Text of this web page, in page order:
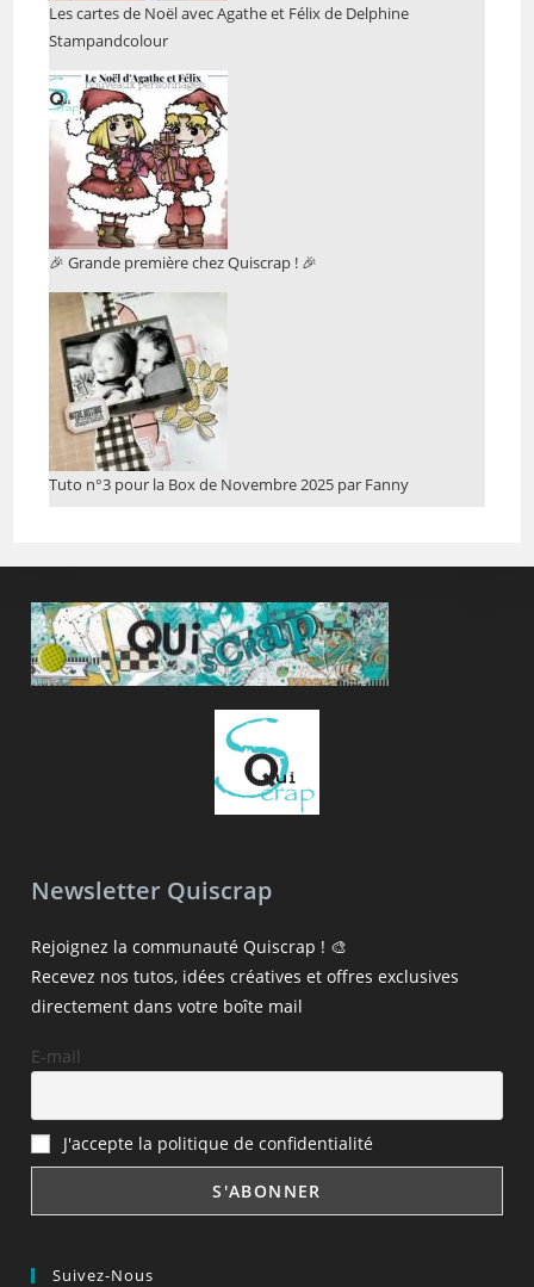
Les cartes de Noël avec Agathe et Félix de Delphine
Stampandcolour
🎉 Grande première chez Quiscrap ! 🎉
Tuto n°3 pour la Box de Novembre 2025 par Fanny
Newsletter Quiscrap
Rejoignez la communauté Quiscrap ! 🎨
Recevez nos tutos, idées créatives et offres exclusives
directement dans votre boîte mail
E-mail
J'accepte la politique de confidentialité
Suivez-Nous